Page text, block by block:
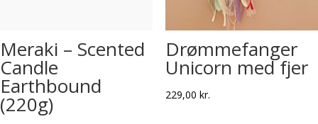
Meraki – Scented
Candle
Earthbound
(220g)
Drømmefanger
Unicorn med fjer
229,00 kr.